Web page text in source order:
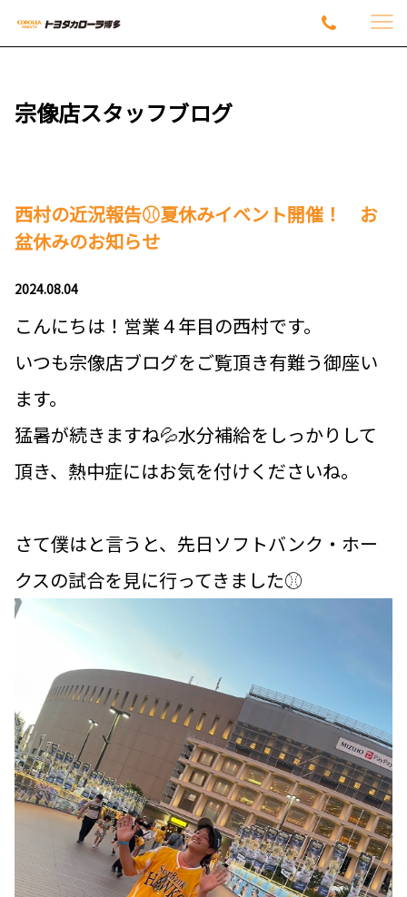
宗像店スタッフブログ
西村の近況報告⚾夏休みイベント開催！ お
盆休みのお知らせ
2024.08.04
こんにちは！営業４年目の西村です。
いつも宗像店ブログをご覧頂き有難う御座い
ます。
猛暑が続きますね💦水分補給をしっかりして
頂き、熱中症にはお気を付けくださいね。
さて僕はと言うと、先日ソフトバンク・ホー
クスの試合を見に行ってきました⚾